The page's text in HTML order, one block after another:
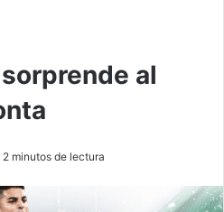
al
2 minutos de lectura